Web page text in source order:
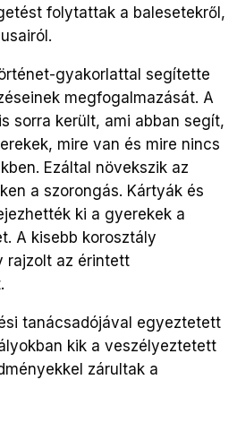
folytattak a balesetekről,
gyakorlattal segítette
megfogalmazását. A
sorra került, ami abban segít,
mire van és mire nincs
Ezáltal növekszik az
a szorongás. Kártyák és
ki a gyerekek a
A kisebb korosztály
rajzolt az érintett
tanácsadójával egyeztetett
kik a veszélyeztetett
zárultak a